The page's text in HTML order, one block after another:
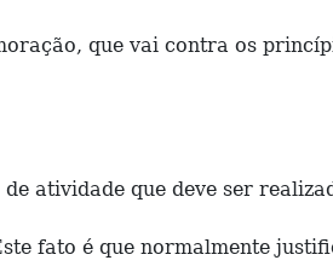
que vai contra os
atividade que deve ser
fato é que normalmente